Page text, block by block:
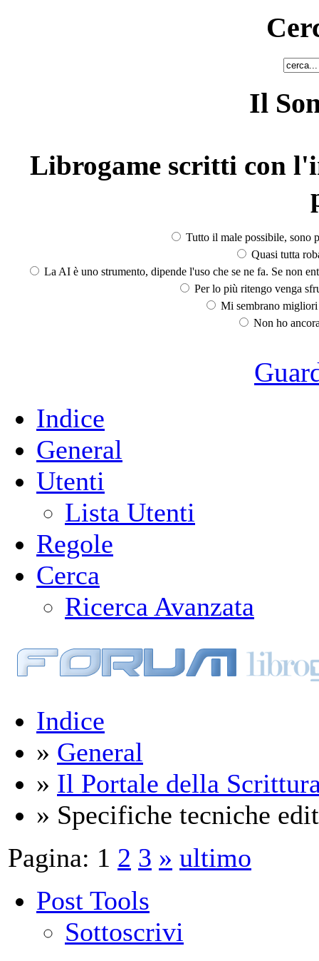
Il
Librogame scritti con
Tutto il male possibile, sono
Quasi tutta
La AI è uno strumento, dipende l'uso che se ne fa. Se non
Per lo più ritengo venga
Mi sembrano
Non ho
Indice
General
Utenti
Lista Utenti
Regole
Cerca
Ricerca Avanzata
Indice
» General
» Il Portale della
» Specifiche tecniche
Pagina: 1 2 3 » ultimo
Post Tools
Sottoscrivi